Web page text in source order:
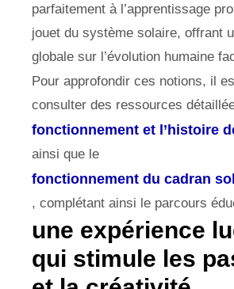
parfaitement à l’apprentissage
jouet du système solaire, offrant
globale sur l’évolution humaine
Pour approfondir ces notions, il
consulter des ressources
fonctionnement et l’histoire
ainsi que le
fonctionnement du cadran
, complétant ainsi le parcours
une expérience
qui stimule les